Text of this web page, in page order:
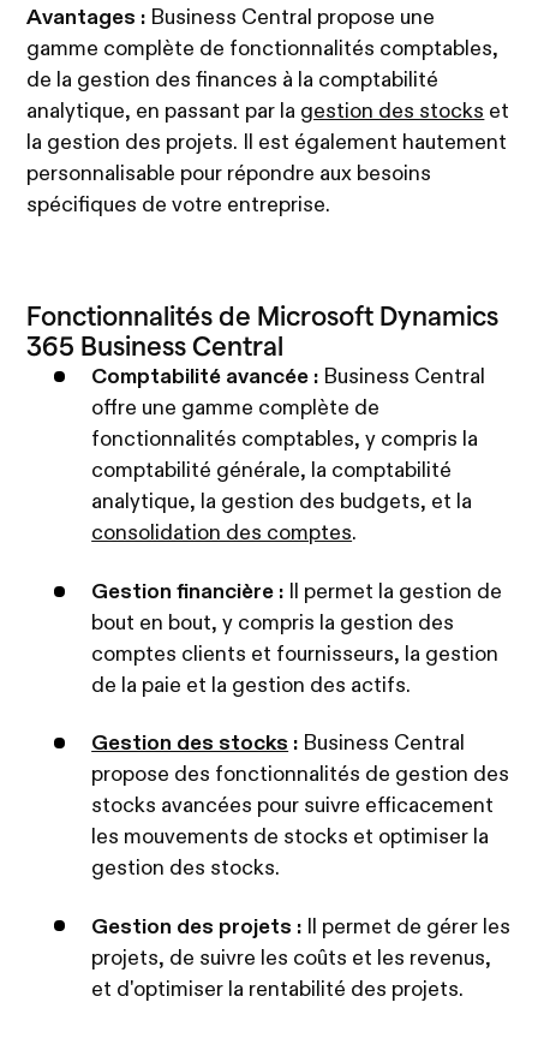
Avantages : Business Central propose une
gamme complète de fonctionnalités comptables,
de la gestion des finances à la comptabilité
analytique, en passant par la gestion des stocks et
la gestion des projets. Il est également hautement
personnalisable pour répondre aux besoins
spécifiques de votre entreprise.
Fonctionnalités de Microsoft Dynamics
365 Business Central
Comptabilité avancée : Business Central
offre une gamme complète de
fonctionnalités comptables, y compris la
comptabilité générale, la comptabilité
analytique, la gestion des budgets, et la
consolidation des comptes.
Gestion financière : Il permet la gestion de
bout en bout, y compris la gestion des
comptes clients et fournisseurs, la gestion
de la paie et la gestion des actifs.
Gestion des stocks : Business Central
propose des fonctionnalités de gestion des
stocks avancées pour suivre efficacement
les mouvements de stocks et optimiser la
gestion des stocks.
Gestion des projets : Il permet de gérer les
projets, de suivre les coûts et les revenus,
et d'optimiser la rentabilité des projets.